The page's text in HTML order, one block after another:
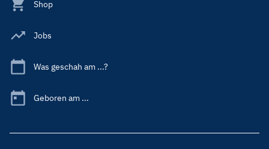
Shop
Jobs
Was geschah am ...?
Geboren am ...